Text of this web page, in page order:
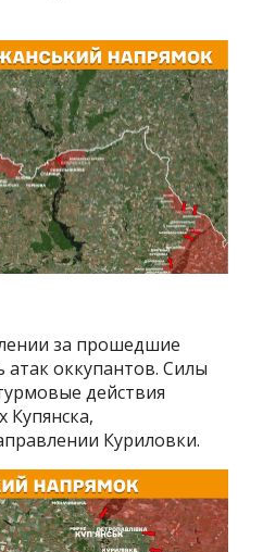
за прошедшие
атак оккупантов. Силы
действия
Купянска,
Куриловки.